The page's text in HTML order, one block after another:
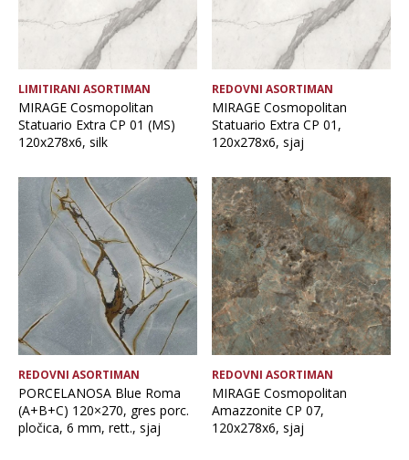
LIMITIRANI ASORTIMAN
MIRAGE Cosmopolitan
Statuario Extra CP 01 (MS)
120x278x6, silk
REDOVNI ASORTIMAN
MIRAGE Cosmopolitan
Statuario Extra CP 01,
120x278x6, sjaj
REDOVNI ASORTIMAN
PORCELANOSA Blue Roma
(A+B+C) 120×270, gres porc.
pločica, 6 mm, rett., sjaj
REDOVNI ASORTIMAN
MIRAGE Cosmopolitan
Amazzonite CP 07,
120x278x6, sjaj